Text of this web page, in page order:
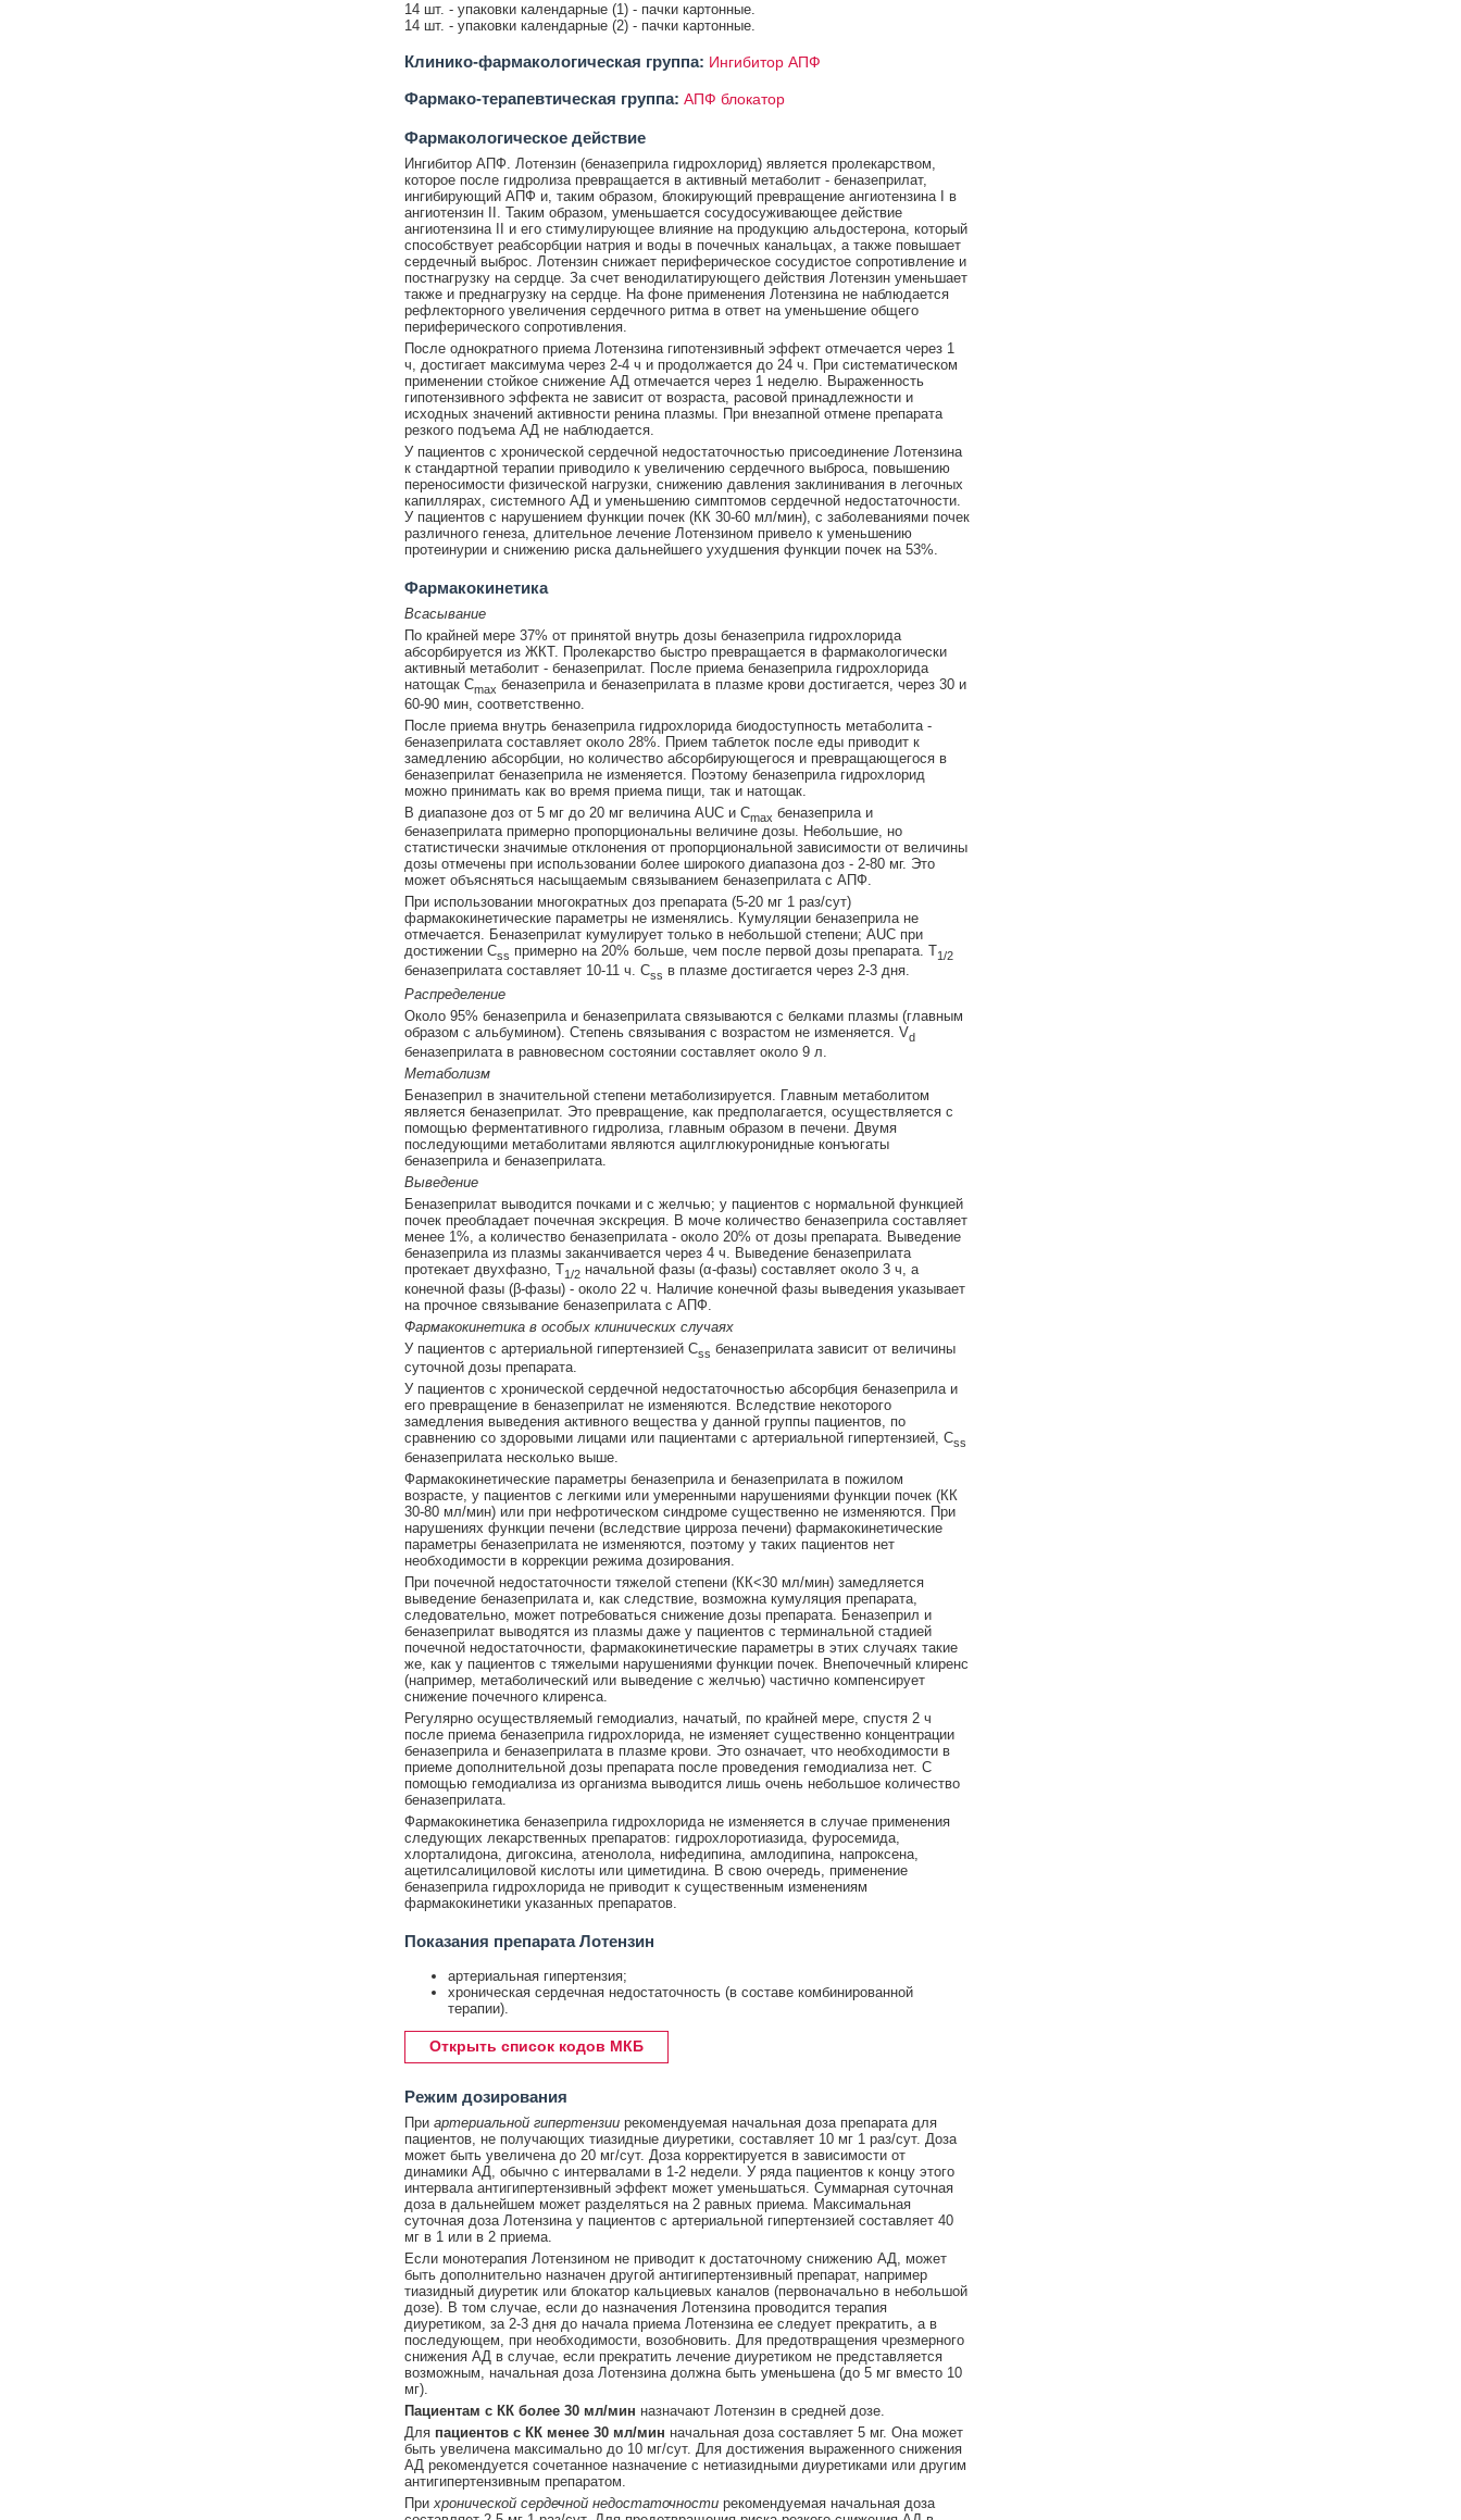
14 шт. - упаковки календарные (1) - пачки картонные.
14 шт. - упаковки календарные (2) - пачки картонные.
Клинико-фармакологическая группа: Ингибитор АПФ
Фармако-терапевтическая группа: АПФ блокатор
Фармакологическое действие
Ингибитор АПФ. Лотензин (беназеприла гидрохлорид) является пролекарством,
которое после гидролиза превращается в активный метаболит - беназеприлат,
ингибирующий АПФ и, таким образом, блокирующий превращение ангиотензина I в
ангиотензин II. Таким образом, уменьшается сосудосуживающее действие
ангиотензина II и его стимулирующее влияние на продукцию альдостерона, который
способствует реабсорбции натрия и воды в почечных канальцах, а также повышает
сердечный выброс. Лотензин снижает периферическое сосудистое сопротивление и
постнагрузку на сердце. За счет венодилатирующего действия Лотензин уменьшает
также и преднагрузку на сердце. На фоне применения Лотензина не наблюдается
рефлекторного увеличения сердечного ритма в ответ на уменьшение общего
периферического сопротивления.
После однократного приема Лотензина гипотензивный эффект отмечается через 1
ч, достигает максимума через 2-4 ч и продолжается до 24 ч. При систематическом
применении стойкое снижение АД отмечается через 1 неделю. Выраженность
гипотензивного эффекта не зависит от возраста, расовой принадлежности и
исходных значений активности ренина плазмы. При внезапной отмене препарата
резкого подъема АД не наблюдается.
У пациентов с хронической сердечной недостаточностью присоединение Лотензина
к стандартной терапии приводило к увеличению сердечного выброса, повышению
переносимости физической нагрузки, снижению давления заклинивания в легочных
капиллярах, системного АД и уменьшению симптомов сердечной недостаточности.
У пациентов c нарушением функции почек (КК 30-60 мл/мин), с заболеваниями почек
различного генеза, длительное лечение Лотензином привело к уменьшению
протеинурии и снижению риска дальнейшего ухудшения функции почек на 53%.
Фармакокинетика
Всасывание
По крайней мере 37% от принятой внутрь дозы беназеприла гидрохлорида
абсорбируется из ЖКТ. Пролекарство быстро превращается в фармакологически
активный метаболит - беназеприлат. После приема беназеприла гидрохлорида
натощак Сmax беназеприла и беназеприлата в плазме крови достигается, через 30 и
60-90 мин, соответственно.
После приема внутрь беназеприла гидрохлорида биодоступность метаболита -
беназеприлата составляет около 28%. Прием таблеток после еды приводит к
замедлению абсорбции, но количество абсорбирующегося и превращающегося в
беназеприлат беназеприла не изменяется. Поэтому беназеприла гидрохлорид
можно принимать как во время приема пищи, так и натощак.
В диапазоне доз от 5 мг до 20 мг величина AUC и Cmax беназеприла и
беназеприлата примерно пропорциональны величине дозы. Небольшие, но
статистически значимые отклонения от пропорциональной зависимости от величины
дозы отмечены при использовании более широкого диапазона доз - 2-80 мг. Это
может объясняться насыщаемым связыванием беназеприлата с АПФ.
При использовании многократных доз препарата (5-20 мг 1 раз/сут)
фармакокинетические параметры не изменялись. Кумуляции беназеприла не
отмечается. Беназеприлат кумулирует только в небольшой степени; AUC при
достижении Css примерно на 20% больше, чем после первой дозы препарата. T1/2
беназеприлата составляет 10-11 ч. Css в плазме достигается через 2-3 дня.
Распределение
Около 95% беназеприла и беназеприлата связываются с белками плазмы (главным
образом с альбумином). Степень связывания с возрастом не изменяется. Vd
беназеприлата в равновесном состоянии составляет около 9 л.
Метаболизм
Беназеприл в значительной степени метаболизируется. Главным метаболитом
является беназеприлат. Это превращение, как предполагается, осуществляется с
помощью ферментативного гидролиза, главным образом в печени. Двумя
последующими метаболитами являются ацилглюкуронидные конъюгаты
беназеприла и беназеприлата.
Выведение
Беназеприлат выводится почками и с желчью; у пациентов с нормальной функцией
почек преобладает почечная экскреция. В моче количество беназеприла составляет
менее 1%, а количество беназеприлата - около 20% от дозы препарата. Выведение
беназеприла из плазмы заканчивается через 4 ч. Выведение беназеприлата
протекает двухфазно, T1/2начальной фазы (α-фазы) составляет около 3 ч, а
конечной фазы (β-фазы) - около 22 ч. Наличие конечной фазы выведения указывает
на прочное связывание беназеприлата с АПФ.
Фармакокинетика в особых клинических случаях
У пациентов с артериальной гипертензией Css беназеприлата зависит от величины
суточной дозы препарата.
У пациентов с хронической сердечной недостаточностью абсорбция беназеприла и
его превращение в беназеприлат не изменяются. Вследствие некоторого
замедления выведения активного вещества у данной группы пациентов, по
сравнению со здоровыми лицами или пациентами с артериальной гипертензией, Css
беназеприлата несколько выше.
Фармакокинетические параметры беназеприла и беназеприлата в пожилом
возрасте, у пациентов с легкими или умеренными нарушениями функции почек (КК
30-80 мл/мин) или при нефротическом синдроме существенно не изменяются. При
нарушениях функции печени (вследствие цирроза печени) фармакокинетические
параметры беназеприлата не изменяются, поэтому у таких пациентов нет
необходимости в коррекции режима дозирования.
При почечной недостаточности тяжелой степени (КК<30 мл/мин) замедляется
выведение беназеприлата и, как следствие, возможна кумуляция препарата,
следовательно, может потребоваться снижение дозы препарата. Беназеприл и
беназеприлат выводятся из плазмы даже у пациентов с терминальной стадией
почечной недостаточности, фармакокинетические параметры в этих случаях такие
же, как у пациентов с тяжелыми нарушениями функции почек. Внепочечный клиренс
(например, метаболический или выведение с желчью) частично компенсирует
снижение почечного клиренса.
Регулярно осуществляемый гемодиализ, начатый, по крайней мере, спустя 2 ч
после приема беназеприла гидрохлорида, не изменяет существенно концентрации
беназеприла и беназеприлата в плазме крови. Это означает, что необходимости в
приеме дополнительной дозы препарата после проведения гемодиализа нет. С
помощью гемодиализа из организма выводится лишь очень небольшое количество
беназеприлата.
Фармакокинетика беназеприла гидрохлорида не изменяется в случае применения
следующих лекарственных препаратов: гидрохлоротиазида, фуросемида,
хлорталидона, дигоксина, атенолола, нифедипина, амлодипина, напроксена,
ацетилсалициловой кислоты или циметидина. В свою очередь, применение
беназеприла гидрохлорида не приводит к существенным изменениям
фармакокинетики указанных препаратов.
Показания препарата Лотензин
артериальная гипертензия;
хроническая сердечная недостаточность (в составе комбинированной
терапии).
Открыть список кодов МКБ
Режим дозирования
При артериальной гипертензиирекомендуемая начальная доза препарата для
пациентов, не получающих тиазидные диуретики, составляет 10 мг 1 раз/сут. Доза
может быть увеличена до 20 мг/сут. Доза корректируется в зависимости от
динамики АД, обычно с интервалами в 1-2 недели. У ряда пациентов к концу этого
интервала антигипертензивный эффект может уменьшаться. Суммарная суточная
доза в дальнейшем может разделяться на 2 равных приема. Максимальная
суточная доза Лотензина у пациентов с артериальной гипертензией составляет 40
мг в 1 или в 2 приема.
Если монотерапия Лотензином не приводит к достаточному снижению АД, может
быть дополнительно назначен другой антигипертензивный препарат, например
тиазидный диуретик или блокатор кальциевых каналов (первоначально в небольшой
дозе). В том случае, если до назначения Лотензина проводится терапия
диуретиком, за 2-3 дня до начала приема Лотензина ее следует прекратить, а в
последующем, при необходимости, возобновить. Для предотвращения чрезмерного
снижения АД в случае, если прекратить лечение диуретиком не представляется
возможным, начальная доза Лотензина должна быть уменьшена (до 5 мг вместо 10
мг).
Пациентам с КК более 30 мл/мин назначают Лотензин в средней дозе.
Для пациентов с КК менее 30 мл/мин начальная доза составляет 5 мг. Она может
быть увеличена максимально до 10 мг/сут. Для достижения выраженного снижения
АД рекомендуется сочетанное назначение с нетиазидными диуретиками или другим
антигипертензивным препаратом.
При хронической сердечной недостаточностирекомендуемая начальная доза